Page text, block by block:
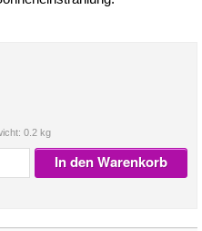
0.2 kg
In den Warenkorb